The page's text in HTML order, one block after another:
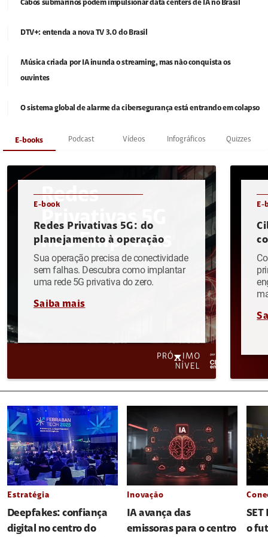
Cabos submarinos podem impulsionar data centers de IA no Brasil
DTV+: entenda a nova TV 3.0 do Brasil
Música criada por IA inunda o streaming, mas não conquista os
ouvintes
O sistema global de alarme da cibersegurança está entrando em colapso
E-books Podcast Vídeos Infográficos Quizzes
E-book
Redes Privativas 5G: do
planejamento à operação
Sua operação precisa de conectividade
sem falhas. Descubra como implantar
uma rede 5G privativa do zero.
Saiba mais
E-
Estratégia
Deepfakes: confiança
digital no centro do
Inovação
IA avança das
emissoras para o centro
SET
o